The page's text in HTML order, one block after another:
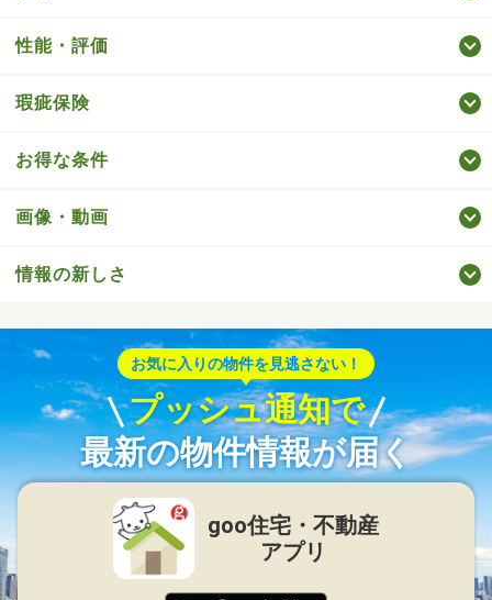
性能・評価
瑕疵保険
お得な条件
画像・動画
情報の新しさ
お気に入りの物件を見逃さない！
プッシュ通知で
最新の物件情報が届く
goo住宅・不動産
アプリ